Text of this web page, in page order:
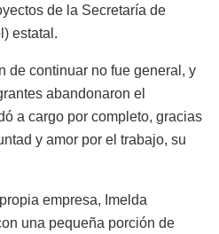
de la Secretaría de
estatal.
de continuar no fue general, y
abandonaron el
a cargo por completo, gracias
y amor por el trabajo, su
empresa, Imelda
una pequeña porción de